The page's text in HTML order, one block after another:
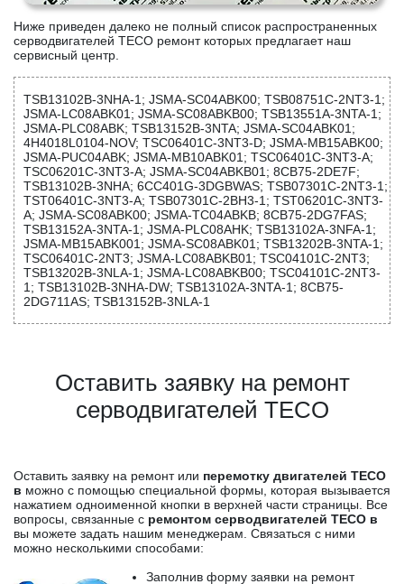
Ниже приведен далеко не полный список распространенных
серводвигателей TECO ремонт которых предлагает наш
сервисный центр.
TSB13102B-3NHA-1; JSMA-SC04ABK00; TSB08751C-2NT3-1;
JSMA-LC08ABK01; JSMA-SC08ABKB00; TSB13551A-3NTA-1;
JSMA-PLC08ABK; TSB13152B-3NTA; JSMA-SC04ABK01;
4H4018L0104-NOV; TSC06401C-3NT3-D; JSMA-MB15ABK00;
JSMA-PUC04ABK; JSMA-MB10ABK01; TSC06401C-3NT3-A;
TSC06201C-3NT3-A; JSMA-SC04ABKB01; 8CB75-2DE7F;
TSB13102B-3NHA; 6CC401G-3DGBWAS; TSB07301C-2NT3-1;
TST06401C-3NT3-A; TSB07301C-2BH3-1; TST06201C-3NT3-
A; JSMA-SC08ABK00; JSMA-TC04ABKB; 8CB75-2DG7FAS;
TSB13152A-3NTA-1; JSMA-PLC08AHK; TSB13102A-3NFA-1;
JSMA-MB15ABK001; JSMA-SC08ABK01; TSB13202B-3NTA-1;
TSC06401C-2NT3; JSMA-LC08ABKB01; TSC04101C-2NT3;
TSB13202B-3NLA-1; JSMA-LC08ABKB00; TSC04101C-2NT3-
1; TSB13102B-3NHA-DW; TSB13102A-3NTA-1; 8CB75-
2DG711AS; TSB13152B-3NLA-1
Оставить заявку на ремонт
серводвигателей TECO
Оставить заявку на ремонт или перемотку двигателей TECO
в можно с помощью специальной формы, которая вызывается
нажатием одноименной кнопки в верхней части страницы. Все
вопросы, связанные с ремонтом серводвигателей TECO в
вы можете задать нашим менеджерам. Связаться с ними
можно несколькими способами:
Заполнив форму заявки на ремонт